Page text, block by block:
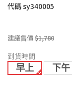
代碼sy340005
建議售價$1,780
到貨時間
早上
下午